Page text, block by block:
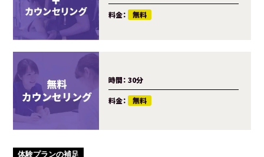
料金： 無料
時間： 30分
料金： 無料
体験プランの補足